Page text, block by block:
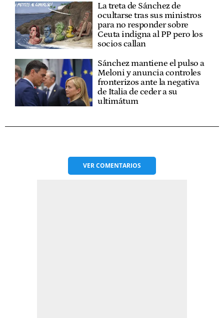
La treta de Sánchez de
ocultarse tras sus ministros
para no responder sobre
Ceuta indigna al PP pero los
socios callan
Sánchez mantiene el pulso a
Meloni y anuncia controles
fronterizos ante la negativa
de Italia de ceder a su
ultimátum
VERCOMENTARIOS